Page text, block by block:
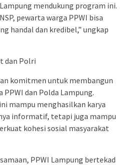
mendukung program ini.
pewarta warga PPWI bisa
handal dan kredibel,” ungkap
dan Polri
komitmen untuk membangun
dan Polda Lampung.
mampu menghasilkan karya
informatif, tetapi juga mampu
kohesi sosial masyarakat
PPWI Lampung bertekad